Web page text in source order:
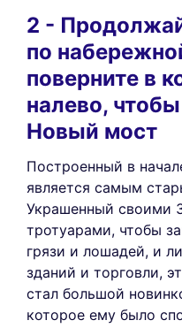
2 -
по
поверните в
налево,
Новый мост
Построенный в
является самым
Украшенный своими
тротуарами, чтобы
грязи и лошадей, и
зданий и торговли,
стал большой
которое ему было